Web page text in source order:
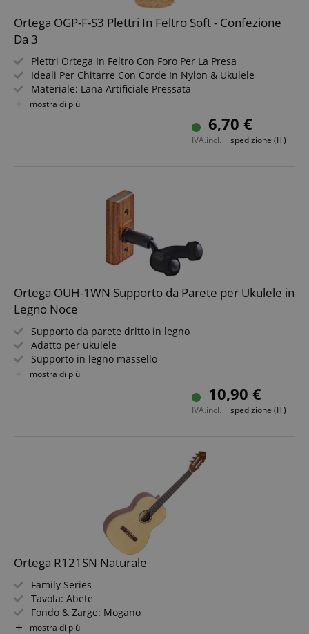
Ortega OGP-F-S3 Plettri In Feltro Soft - Confezione
Da 3
Plettri Ortega In Feltro Con Foro Per La Presa
Ideali Per Chitarre Con Corde In Nylon & Ukulele
Materiale: Lana Artificiale Pressata
Punte Arrotondate
mostra di più
6,70 €
IVA.incl. + spedizione (IT)
Ortega OUH-1WN Supporto da Parete per Ukulele in
Legno Noce
Supporto da parete dritto in legno
Adatto per ukulele
Supporto in legno massello
Set di montaggio incluso
mostra di più
10,90 €
IVA.incl. + spedizione (IT)
Ortega R121SN Naturale
Family Series
Tavola: Abete
Fondo & Zarge: Mogano
Tastiera/Manico: Sonokelin / Mogano
mostra di più